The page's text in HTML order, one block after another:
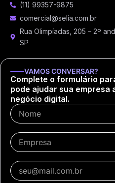
(11) 99357-9875
comercial@selia.com.br
Rua Olimpíadas, 205 – 2º
SP
VAMOS CONVERSAR?
Complete o formulário
pode ajudar sua empresa
negócio digital.